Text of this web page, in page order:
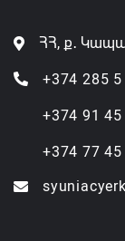
ՀՀ, ք․
+374 285 5
+374 91
+374 77